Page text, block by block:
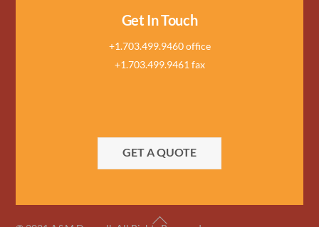
Get In Touch
+1.703.499.9460 office
+1.703.499.9461 fax
GET A QUOTE
Back